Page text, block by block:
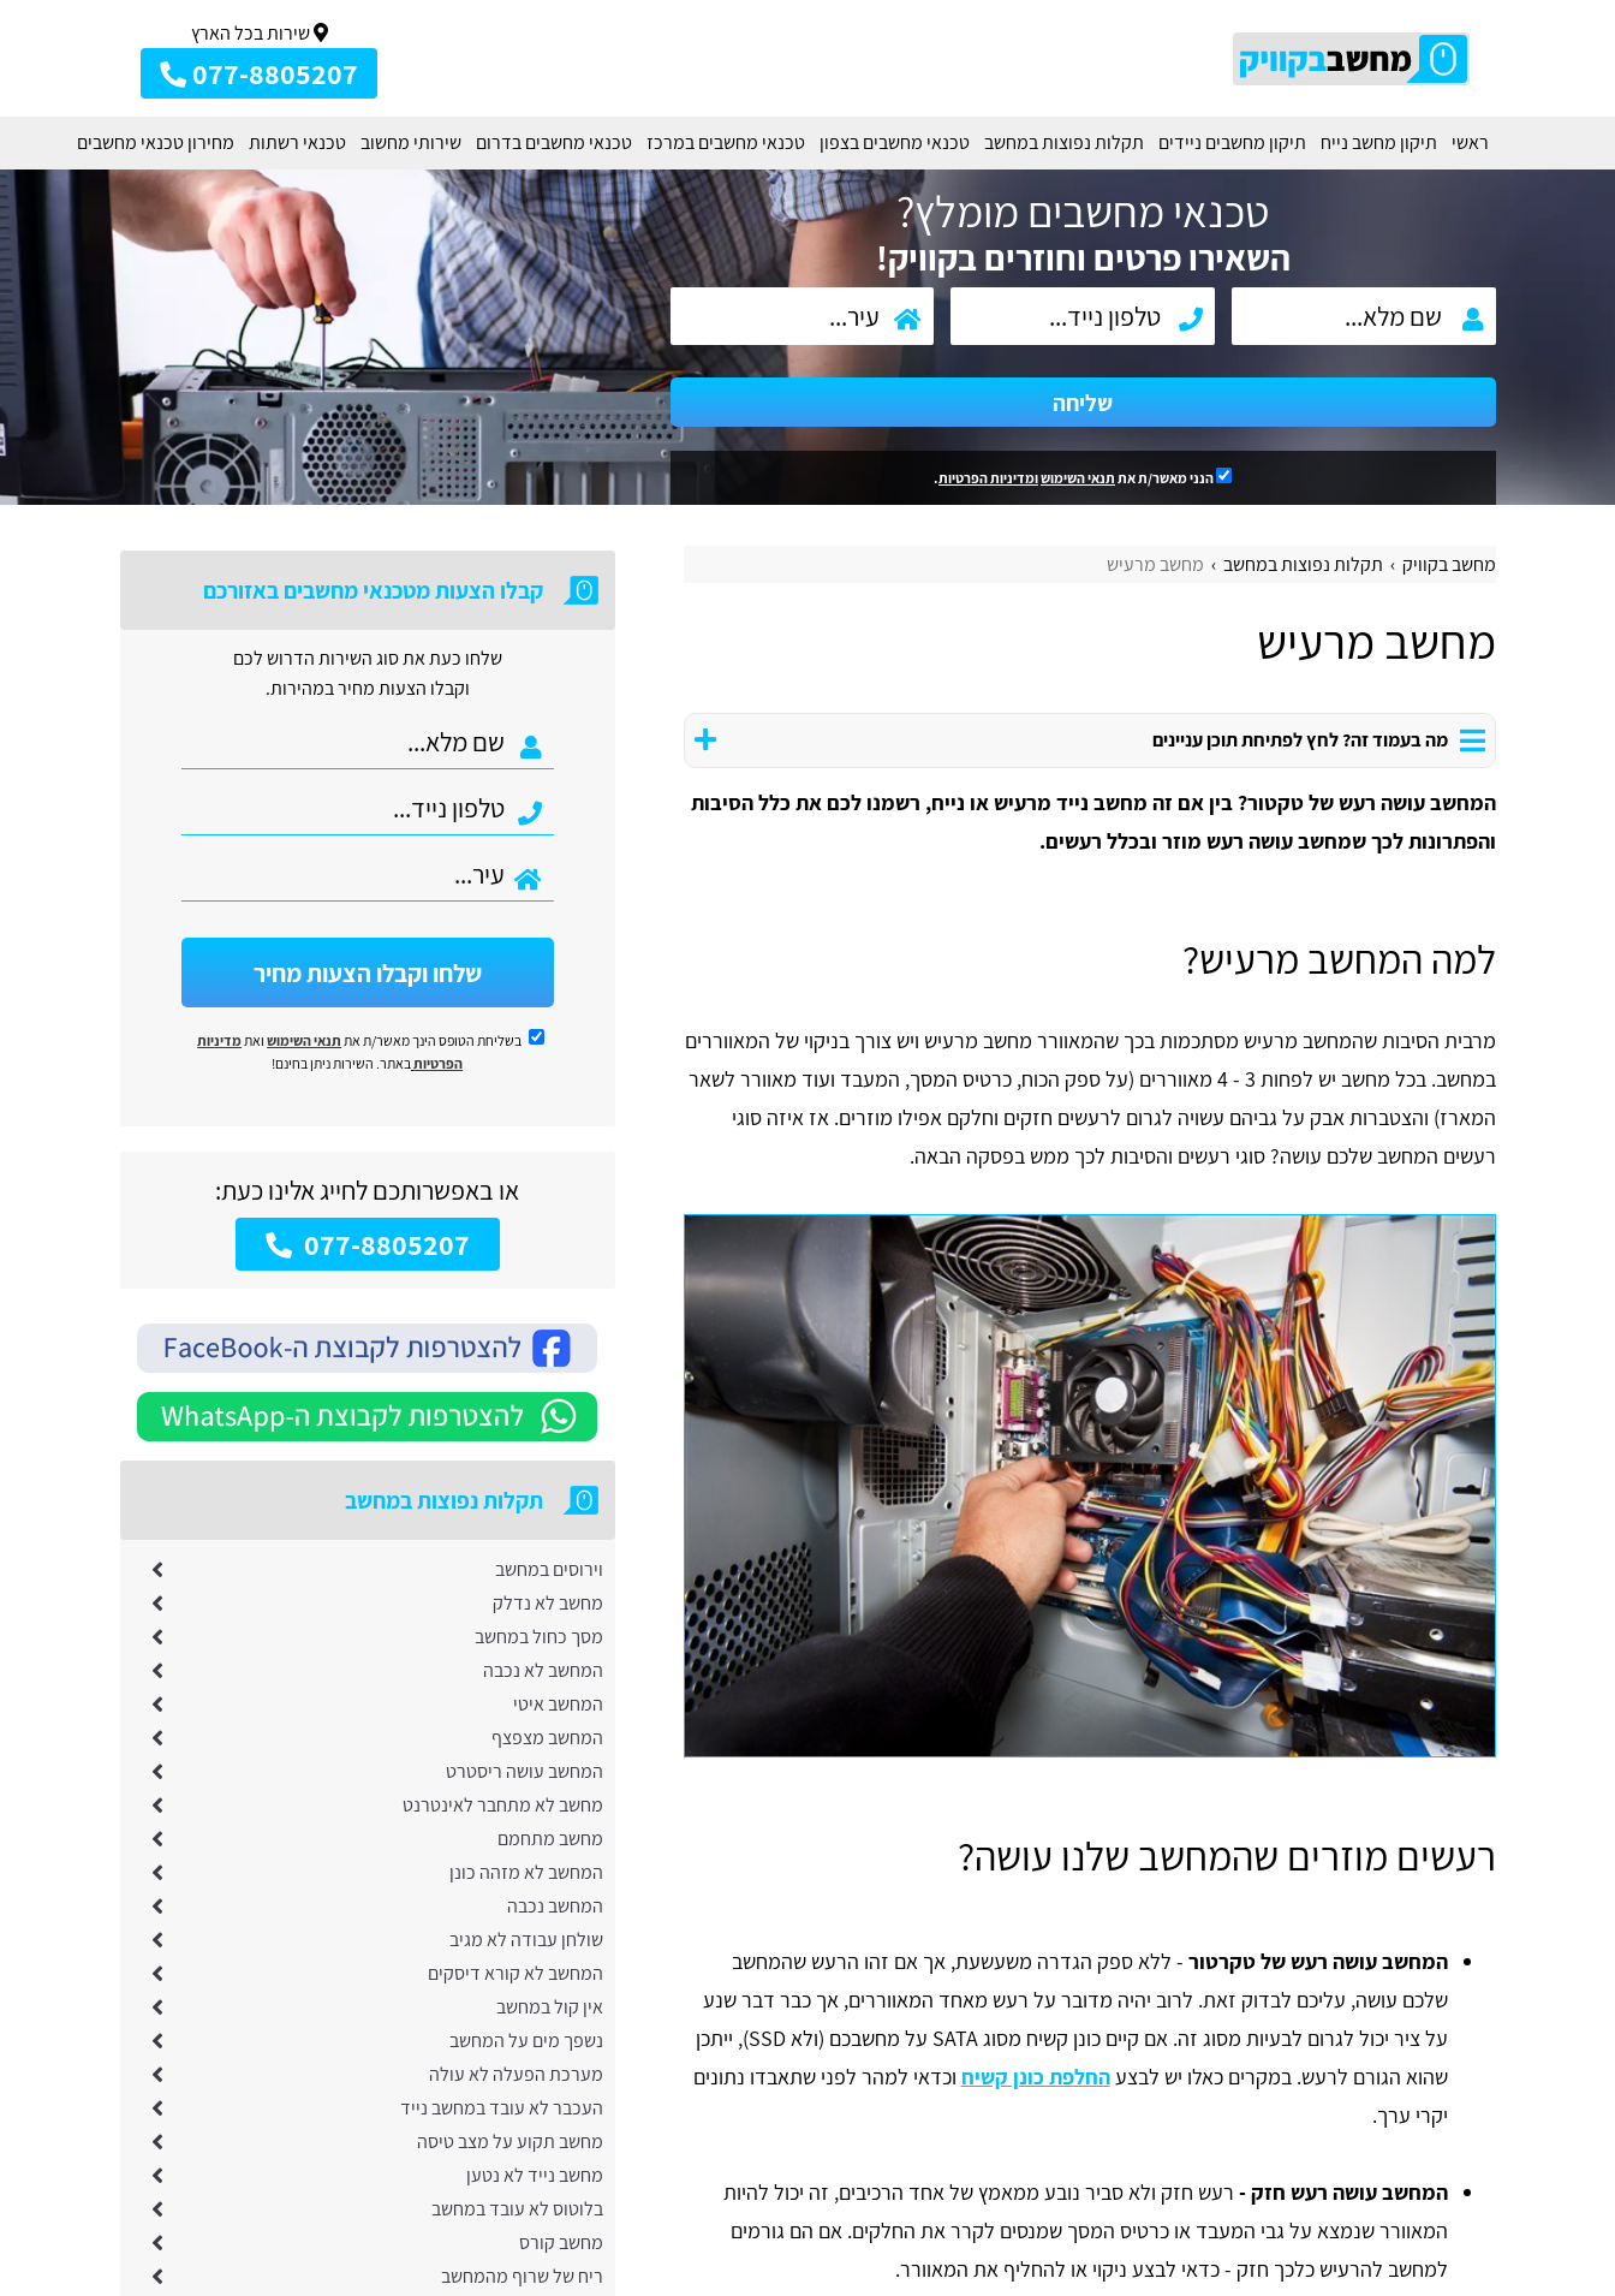
שירות בכל הארץ
077-8805207
ראשי תיקון מחשב נייח תיקון מחשבים ניידים תקלות נפוצות במחשב טכנאי מחשבים בצפון טכנאי מחשבים במרכז טכנאי מחשבים בדרום שירותי מחשוב טכנאי רשתות מחירון טכנאי מחשבים
טכנאי מחשבים מומלץ?
השאירו פרטים וחוזרים בקוויק!
שליחה
הנני מאשר/ת את תנאי השימושומדיניות הפרטיות.
מחשב בקוויק תקלות נפוצות במחשב מחשב מרעיש
מחשב מרעיש
מה בעמוד זה? לחץ לפתיחת תוכן עניינים
המחשב עושה רעש של טקטור? בין אם זה מחשב נייד מרעיש או נייח, רשמנו לכם את כלל הסיבות
והפתרונות לכך שמחשב עושה רעש מוזר ובכלל רעשים.
למה המחשב מרעיש?
מרבית הסיבות שהמחשב מרעיש מסתכמות בכך שהמאוורר מחשב מרעיש ויש צורך בניקוי של המאווררים
במחשב. בכל מחשב יש לפחות 3 - 4 מאווררים (על ספק הכוח, כרטיס המסך, המעבד ועוד מאוורר לשאר
המארז) והצטברות אבק על גביהם עשויה לגרום לרעשים חזקים וחלקם אפילו מוזרים. אז איזה סוגי
רעשים המחשב שלכם עושה? סוגי רעשים והסיבות לכך ממש בפסקה הבאה.
רעשים מוזרים שהמחשב שלנו עושה?
המחשב עושה רעש של טקרטור - ללא ספק הגדרה משעשעת, אך אם זהו הרעש שהמחשב
שלכם עושה, עליכם לבדוק זאת. לרוב יהיה מדובר על רעש מאחד המאווררים, אך כבר דבר שנע
על ציר יכול לגרום לבעיות מסוג זה. אם קיים כונן קשיח מסוג SATA על מחשבכם (ולא SSD), ייתכן
שהוא הגורם לרעש. במקרים כאלו יש לבצעהחלפת כונן קשיח וכדאי למהר לפני שתאבדו נתונים
יקרי ערך.
המחשב עושה רעש חזק - רעש חזק ולא סביר נובע ממאמץ של אחד הרכיבים, זה יכול להיות
המאוורר שנמצא על גבי המעבד או כרטיס המסך שמנסים לקרר את החלקים. אם הם גורמים
למחשב להרעיש כלכך חזק - כדאי לבצע ניקוי או להחליף את המאוורר.
קבלו הצעות מטכנאי מחשבים באזורכם
שלחו כעת את סוג השירות הדרוש לכם
וקבלו הצעות מחיר במהירות.
שלחו וקבלו הצעות מחיר
בשליחת הטופס הינך מאשר/ת את תנאי השימושואתמדיניות
הפרטיותבאתר. השירות ניתן בחינם!
או באפשרותכם לחייג אלינו כעת:
077-8805207
תקלות נפוצות במחשב
וירוסים במחשב
מחשב לא נדלק
מסך כחול במחשב
המחשב לא נכבה
המחשב איטי
המחשב מצפצף
המחשב עושה ריסטרט
מחשב לא מתחבר לאינטרנט
מחשב מתחמם
המחשב לא מזהה כונן
המחשב נכבה
שולחן עבודה לא מגיב
המחשב לא קורא דיסקים
אין קול במחשב
נשפך מים על המחשב
מערכת הפעלה לא עולה
העכבר לא עובד במחשב נייד
מחשב תקוע על מצב טיסה
מחשב נייד לא נטען
בלוטוס לא עובד במחשב
מחשב קורס
ריח של שרוף מהמחשב